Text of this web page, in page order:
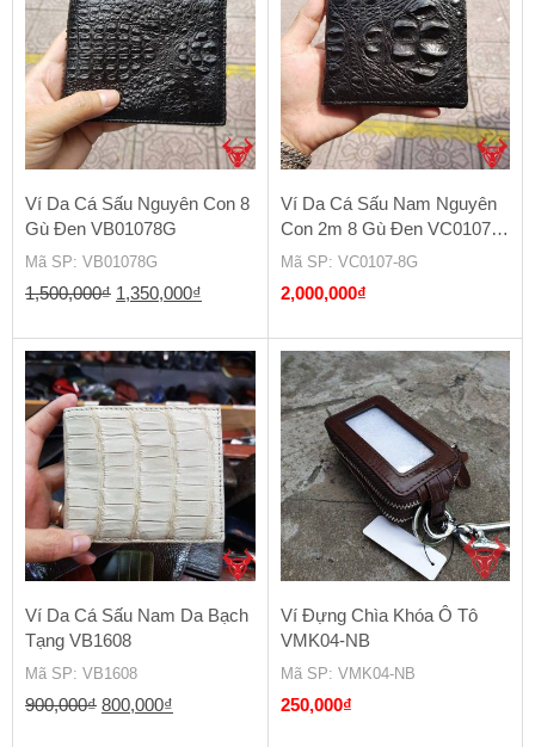
Ví Da Cá Sấu Nguyên Con 8
Gù Đen VB01078G
Mã SP: VB01078G
1,500,000₫ Giá
là:
1,500,000₫.
1,350,000₫
tại
là:
1,350,000₫.
Ví Da Cá Sấu Nam Nguyên
Con 2m 8 Gù Đen VC0107-
8G
Mã SP: VC0107-8G
2,000,000₫
Ví Da Cá Sấu Nam Da Bạch
Tạng VB1608
Mã SP: VB1608
900,000₫ Giá
800,000₫
Ví Đựng Chìa Khóa Ô Tô
VMK04-NB
Mã SP: VMK04-NB
250,000₫